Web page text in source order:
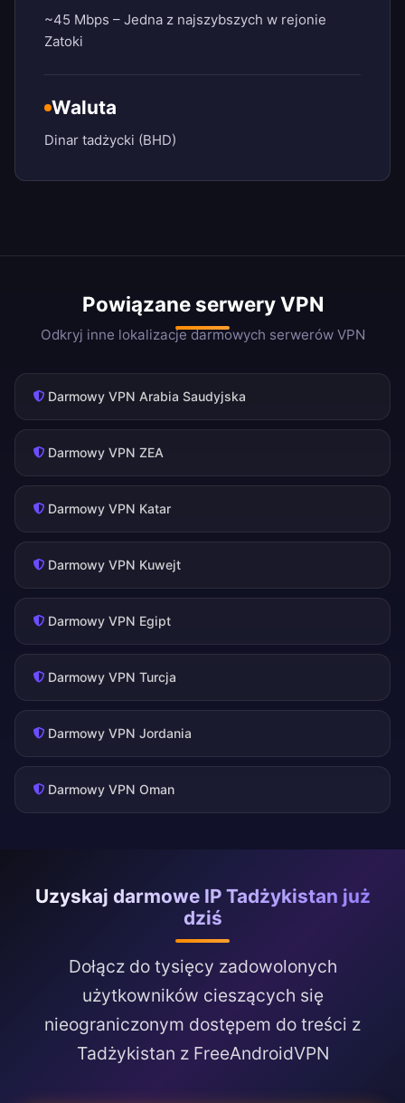
~45 Mbps – Jedna z najszybszych w rejonie
Zatoki
Waluta
Dinar tadżycki (BHD)
Powiązane serwery VPN
Odkryj inne lokalizacje darmowych serwerów VPN
Darmowy VPN Arabia Saudyjska
Darmowy VPN ZEA
Darmowy VPN Katar
Darmowy VPN Kuwejt
Darmowy VPN Egipt
Darmowy VPN Turcja
Darmowy VPN Jordania
Darmowy VPN Oman
Uzyskaj darmowe IP Tadżykistan już
dziś
Dołącz do tysięcy zadowolonych
użytkowników cieszących się
nieograniczonym dostępem do treści z
Tadżykistan z FreeAndroidVPN